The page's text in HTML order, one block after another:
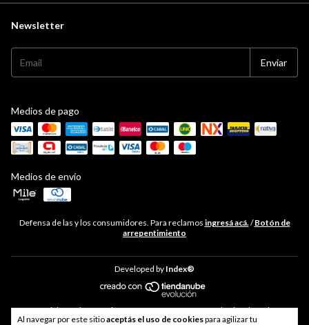
Al navegar por este sitioaceptás el uso de cookiespara agilizar tu
Newsletter
Medios de pago
Medios de envío
Defensa de las y los consumidores. Para reclamos ingresá acá./ Botón de
arrepentimiento
Developed by Index®
Copyright Hudson Cocina - 33711468469 - 2026. Todos los derechos
reservados.